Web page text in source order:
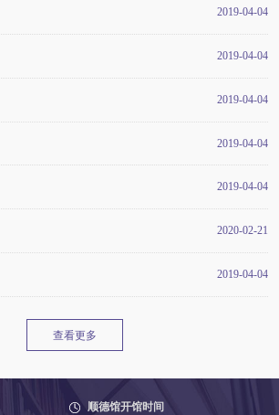
2019-04-04
2019-04-04
2019-04-04
2019-04-04
2019-04-04
2020-02-21
2019-04-04
查看更多
顺德馆开馆时间